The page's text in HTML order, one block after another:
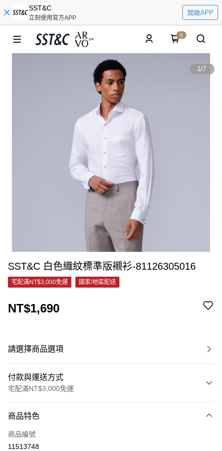
SST&C
立刻使用官方APP
開啟APP
0
1/7
SST&C 白色織紋標準版襯衫-81126305016
宅配滿NT$3,000免運 國家/地區配送
NT$1,690
請選擇商品選項
付款與運送方式
宅配滿NT$3,000免運
信用卡一次付款
信用卡分期付款
商品特色
商品編號
11513748